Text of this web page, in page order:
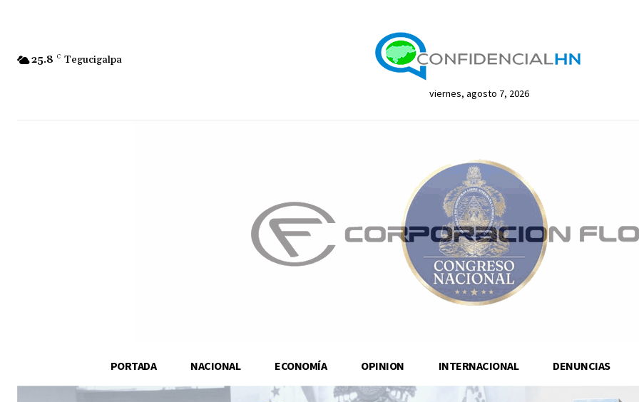
25.8 C Tegucigalpa
viernes, agosto 7, 2026
PORTADA NACIONAL ECONOMÍA OPINION INTERNACIONAL DENUNCIAS